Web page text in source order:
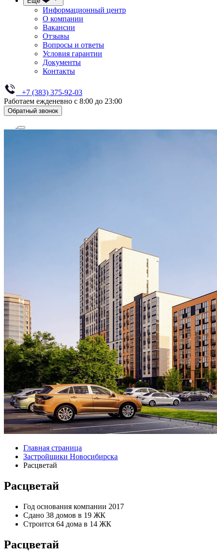
Информационный центр
О компании
Вакансии
Отзывы
Вопросы и ответы
Условия гарантии
Документы
Контакты
+7 (383) 375-92-03
Работаем ежденевно с 8:00 до 23:00
Обратный звонок
Главная страница
Застройщики Новосибирска
Расцветай
Расцветай
Год основания компании 2017
Сдано 38 домов в 19 ЖК
Строится 64 дома в 14 ЖК
Расцветай